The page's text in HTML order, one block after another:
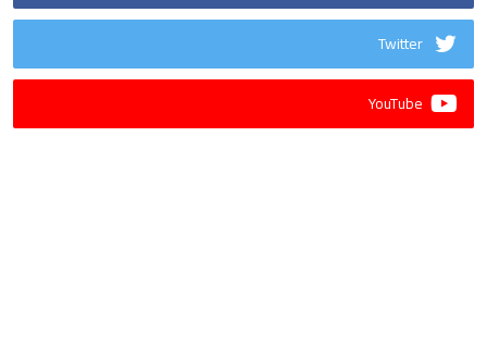
Twitter
YouTube